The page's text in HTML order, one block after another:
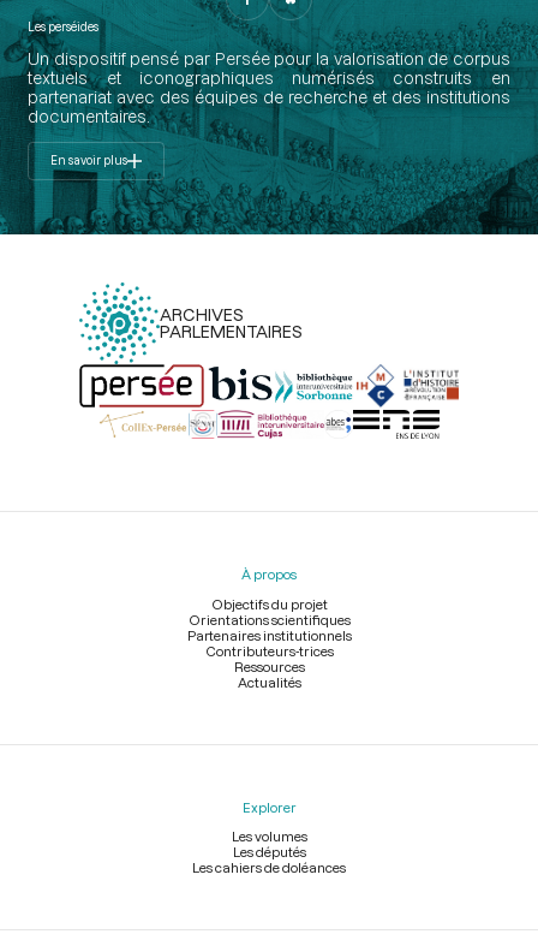
Les perséides
Un dispositif pensé par Persée pour la valorisation de corpus
textuels et iconographiques numérisés construits en
partenariat avec des équipes de recherche et des institutions
documentaires.
En savoir plus
ARCHIVES
PARLEMENTAIRES
Menu
À propos
Objectifs du projet
Orientations scientifiques
Partenaires institutionnels
Contributeurs-trices
Ressources
Actualités
Explorer
Les volumes
Les députés
Les cahiers de doléances